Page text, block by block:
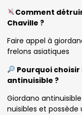
Comment
Chaville ?
Faire appel à
frelons asiatiques
Pourquoi
antinuisible ?
Giordano
nuisibles et possède